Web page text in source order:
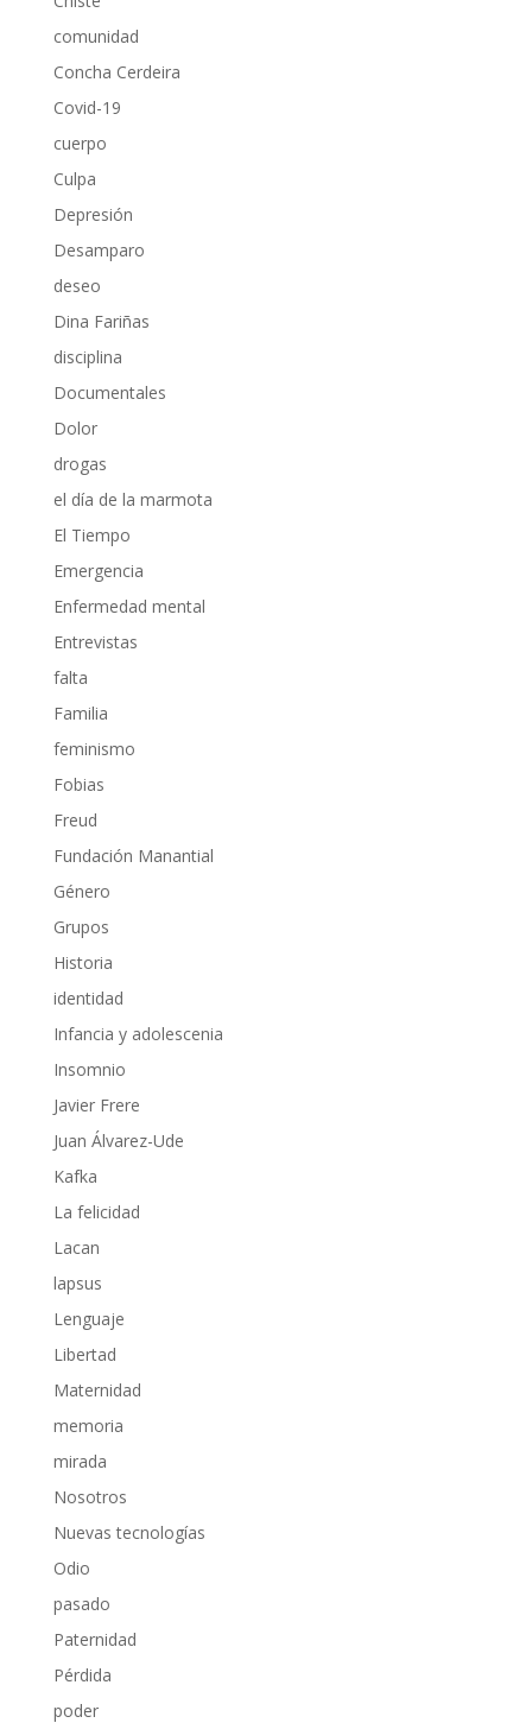
comunidad
Concha Cerdeira
Covid-19
cuerpo
Culpa
Depresión
Desamparo
deseo
Dina Fariñas
disciplina
Documentales
Dolor
drogas
el día de la marmota
El Tiempo
Emergencia
Enfermedad mental
Entrevistas
falta
Familia
feminismo
Fobias
Freud
Fundación Manantial
Género
Grupos
Historia
identidad
Infancia y adolescenia
Insomnio
Javier Frere
Juan Álvarez-Ude
Kafka
La felicidad
Lacan
lapsus
Lenguaje
Libertad
Maternidad
memoria
mirada
Nosotros
Nuevas tecnologías
Odio
pasado
Paternidad
Pérdida
poder